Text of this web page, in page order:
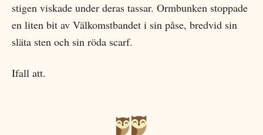
stigen viskade under deras tassar. Ormbunken stoppade
en liten bit av Välkomstbandet i sin påse, bredvid sin
släta sten och sin röda scarf.
Ifall att.